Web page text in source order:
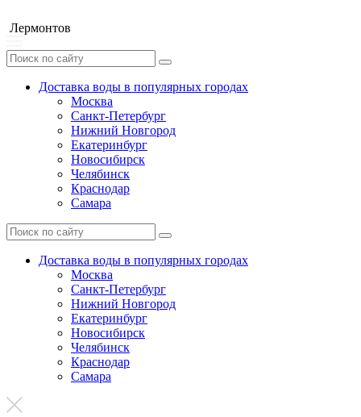
Лермонтов
Доставка воды в популярных городах
Москва
Санкт-Петербург
Нижний Новгород
Екатеринбург
Новосибирск
Челябинск
Краснодар
Самара
Доставка воды в популярных городах
Москва
Санкт-Петербург
Нижний Новгород
Екатеринбург
Новосибирск
Челябинск
Краснодар
Самара